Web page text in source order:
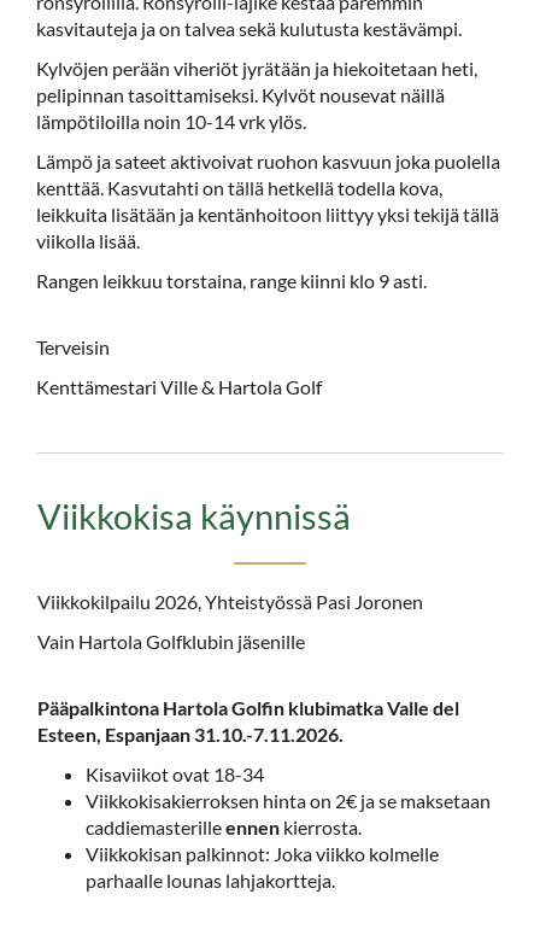
kasvitauteja ja on talvea sekä kulutusta kestävämpi.
Kylvöjen perään viheriöt jyrätään ja hiekoitetaan heti,
pelipinnan tasoittamiseksi. Kylvöt nousevat näillä
lämpötiloilla noin 10-14 vrk ylös.
Lämpö ja sateet aktivoivat ruohon kasvuun joka puolella
kenttää. Kasvutahti on tällä hetkellä todella kova,
leikkuita lisätään ja kentänhoitoon liittyy yksi tekijä tällä
viikolla lisää.
Rangen leikkuu torstaina, range kiinni klo 9 asti.
Terveisin
Kenttämestari Ville​​​ & Hartola Golf​​​​​​​
Viikkokisa käynnissä
Viikkokilpailu 2026, Yhteistyössä Pasi Joronen
Vain Hartola Golfklubin jäsenille
Pääpalkintona Hartola Golfin klubimatka Valle del
Esteen, Espanjaan 31.10.-7.11.2026.
Kisaviikot ovat 18-34
Viikkokisakierroksen hinta on 2€ ja se maksetaan
caddiemasterilleennen kierrosta.
Viikkokisan palkinnot: Joka viikko kolmelle
parhaalle lounas lahjakortteja.